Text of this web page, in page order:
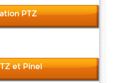
PTZ
et Pinel